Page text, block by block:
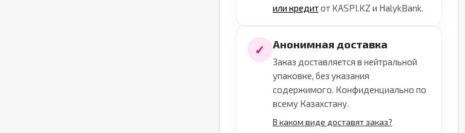
или кредитот KASPI.KZ и HalykBank.
✓ Анонимная доставка
Заказ доставляется в нейтральной
упаковке, без указания
содержимого. Конфиденциально по
всему Казахстану.
В каком виде доставят заказ?